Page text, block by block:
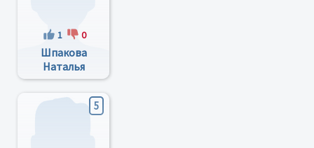
1 0
Шпакова
Наталья
Григорьевна
5